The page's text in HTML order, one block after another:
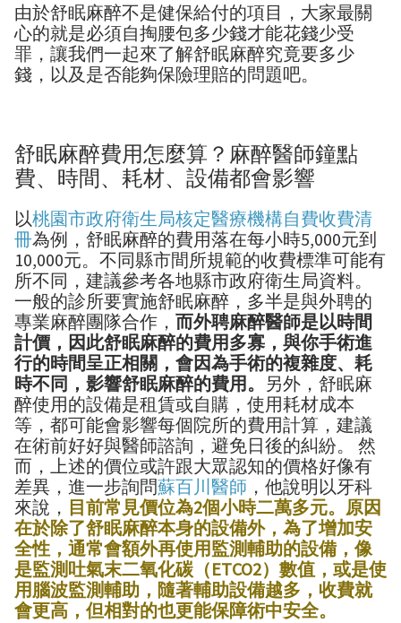
由於舒眠麻醉不是健保給付的項目，大家最關
心的就是必須自掏腰包多少錢才能花錢少受
罪，讓我們一起來了解舒眠麻醉究竟要多少
錢，以及是否能夠保險理賠的問題吧。
舒眠麻醉費用怎麼算？麻醉醫師鐘點
費、時間、耗材、設備都會影響
以桃園市政府衛生局核定醫療機構自費收費清
冊為例，舒眠麻醉的費用落在每小時5,000元到
10,000元。不同縣市間所規範的收費標準可能有
所不同，建議參考各地縣市政府衛生局資料。
一般的診所要實施舒眠麻醉，多半是與外聘的
專業麻醉團隊合作， 而外聘麻醉醫師是以時間
計價，因此舒眠麻醉的費用多寡，與你手術進
行的時間呈正相關，會因為手術的複雜度、耗
時不同，影響舒眠麻醉的費用。 另外，舒眠麻
醉使用的設備是租賃或自購，使用耗材成本
等，都可能會影響每個院所的費用計算，建議
在術前好好與醫師諮詢，避免日後的糾紛。 然
而，上述的價位或許跟大眾認知的價格好像有
差異，進一步詢問蘇百川醫師 ，他說明以牙科
來說， 目前常見價位為2個小時二萬多元。原因
在於除了舒眠麻醉本身的設備外，為了增加安
全性，通常會額外再使用監測輔助的設備，像
是監測吐氣末二氧化碳（ETCO2）數值，或是使
用腦波監測輔助，隨著輔助設備越多，收費就
會更高，但相對的也更能保障術中安全。